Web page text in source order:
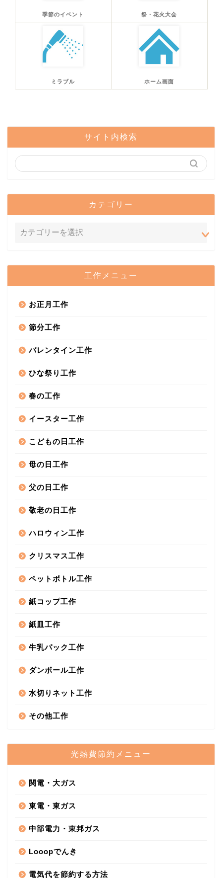
季節のイベント 祭・花火大会
ミラブル ホーム画面
サイト内検索
カテゴリー
工作メニュー
お正月工作
節分工作
バレンタイン工作
ひな祭り工作
春の工作
イースター工作
こどもの日工作
母の日工作
父の日工作
敬老の日工作
ハロウィン工作
クリスマス工作
ペットボトル工作
紙コップ工作
紙皿工作
牛乳パック工作
ダンボール工作
水切りネット工作
その他工作
光熱費節約メニュー
関電・大ガス
東電・東ガス
中部電力・東邦ガス
Looopでんき
電気代を節約する方法